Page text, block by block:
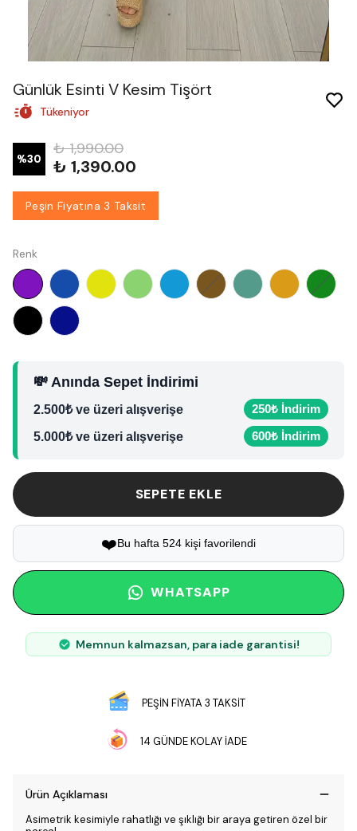
Günlük Esinti V Kesim Tişört
Tükeniyor
%30
₺ 1,990.00
₺ 1,390.00
Peşin Fiyatına 3 Taksit
Renk
💸 Anında Sepet İndirimi
2.500₺ ve üzeri alışverişe 250₺ İndirim
5.000₺ ve üzeri alışverişe 600₺ İndirim
SEPETE EKLE
❤️Bu hafta 524 kişi favorilendi
WHATSAPP
Memnun kalmazsan, para iade garantisi!
PEŞİN FİYATA 3 TAKSİT
14 GÜNDE KOLAY İADE
Ürün Açıklaması
Asimetrik kesimiyle rahatlığı ve şıklığı bir araya getiren özel bir